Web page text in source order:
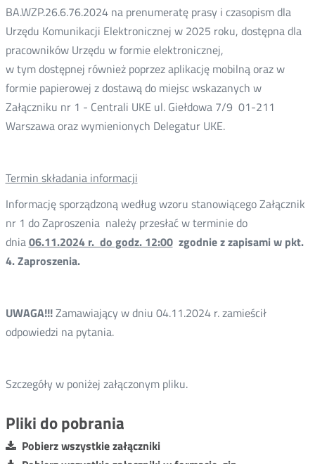
BA.WZP.26.6.76.2024 na prenumeratę prasy i czasopism dla
Urzędu Komunikacji Elektronicznej w 2025 roku, dostępna dla
pracowników Urzędu w formie elektronicznej,
w tym dostępnej również poprzez aplikację mobilną oraz w
formie papierowej z dostawą do miejsc wskazanych w
Załączniku nr 1 - Centrali UKE ul. Giełdowa 7/9 01-211
Warszawa oraz wymienionych Delegatur UKE.
Termin składania informacji
Informację sporządzoną według wzoru stanowiącego Załącznik
nr 1 do Zaproszenia należy przesłać w terminie do
dnia06.11.2024 r. do godz. 12:00zgodnie z zapisami w pkt.
4. Zaproszenia.
UWAGA!!!Zamawiający w dniu 04.11.2024 r. zamieścił
odpowiedzi na pytania.
Szczegóły w poniżej załączonym pliku.
Pliki do pobrania
Pobierz wszystkie załączniki